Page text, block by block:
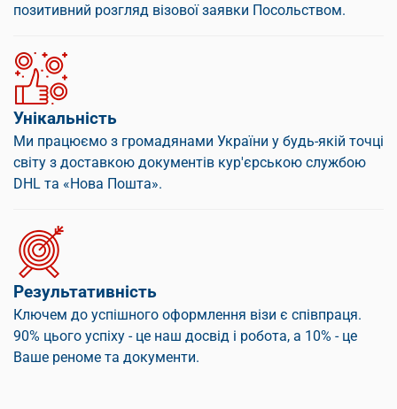
позитивний розгляд візової заявки Посольством.
Унікальність
Ми працюємо з громадянами України у будь-якій точці
світу з доставкою документів кур'єрською службою
DHL та «Нова Пошта».
Результативність
Ключем до успішного оформлення візи є співпраця.
90% цього успіху - це наш досвід і робота, а 10% - це
Ваше реноме та документи.